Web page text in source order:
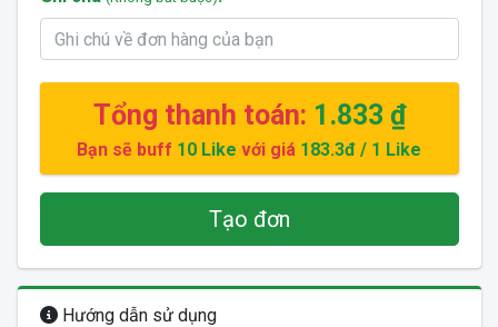
Tổng thanh toán: 1.833 ₫
Bạn sẽ buff 10 Like với giá 183.3đ / 1 Like
Tạo đơn
Hướng dẫn sử dụng